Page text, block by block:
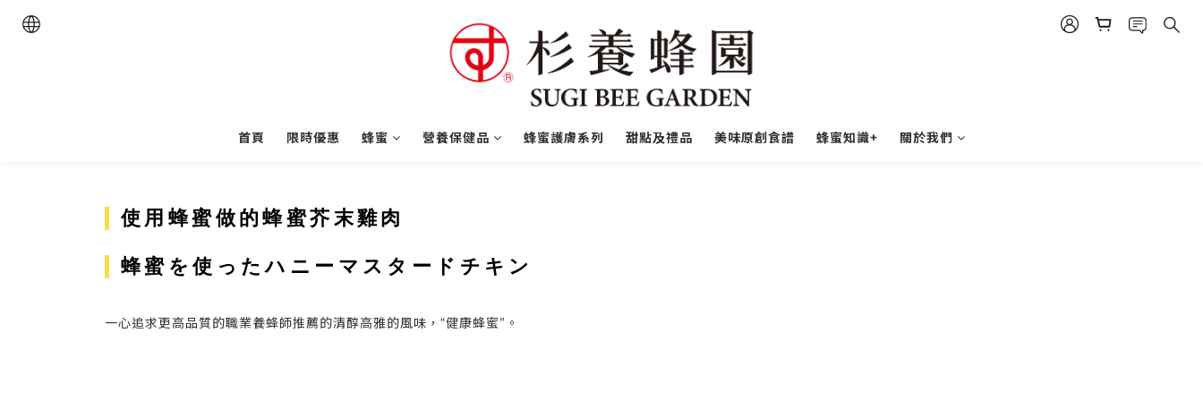
首頁 限時優惠 蜂蜜 營養保健品 蜂蜜護膚系列 甜點及禮品 美味原創食譜 蜂蜜知識+ 關於我們
使用蜂蜜做的蜂蜜芥末雞肉
蜂蜜を使ったハニーマスタードチキン
一心追求更高品質的職業養蜂師推薦的清醇高雅的風味，“健康蜂蜜”。